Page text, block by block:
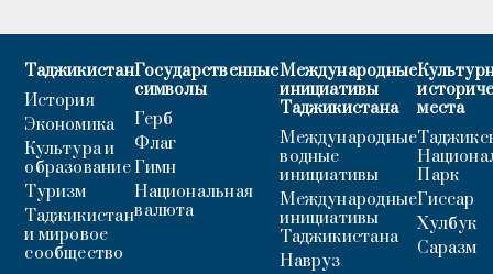
Таджикистан
История
Экономика
Культура и
образование
Туризм
Таджикистан
и мировое
сообщество
Государственные
символы
Герб
Флаг
Гимн
Национальная
валюта
Международные
инициативы
Таджикистана
Международные
водные
инициативы
Международные
инициативы
Таджикистана
Навруз
места
Парк
Гиссар
Хулбук
Саразм